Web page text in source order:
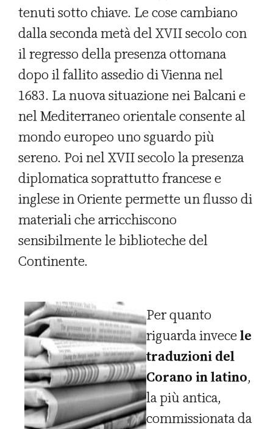
tenuti sotto chiave. Le cose cambiano
dalla seconda metà del XVII secolo con
il regresso della presenza ottomana
dopo il fallito assedio di Vienna nel
1683. La nuova situazione nei Balcani e
nel Mediterraneo orientale consente al
mondo europeo uno sguardo più
sereno. Poi nel XVII secolo la presenza
diplomatica soprattutto francese e
inglese in Oriente permette un flusso di
materiali che arricchiscono
sensibilmente le biblioteche del
Continente.
Per quanto
riguarda invecele
traduzioni del
Corano in latino,
la più antica,
commissionata da